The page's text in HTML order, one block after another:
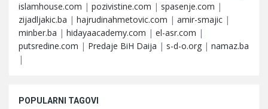
islamhouse.com | pozivistine.com | spasenje.com |
zijadljakic.ba | hajrudinahmetovic.com | amir-smajic |
minber.ba | hidayaacademy.com | el-asr.com |
putsredine.com | Predaje BiH Daija | s-d-o.org | namaz.ba
|
POPULARNI TAGOVI